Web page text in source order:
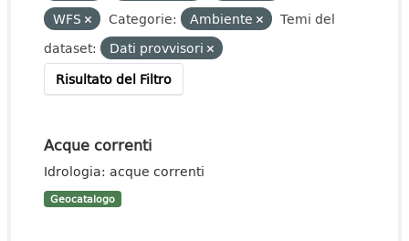
WFS
Categorie: Ambiente
Temi del
dataset:
Dati provvisori
Risultato del Filtro
Acque correnti
Idrologia: acque correnti
Geocatalogo